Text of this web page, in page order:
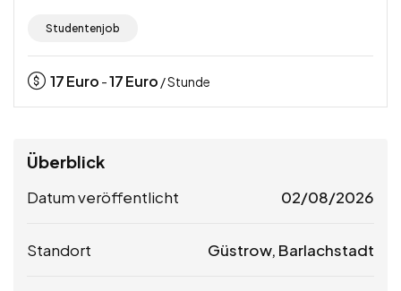
Studentenjob
17Euro -17Euro / Stunde
Überblick
Datum veröffentlicht 02/08/2026
Standort Güstrow, Barlachstadt